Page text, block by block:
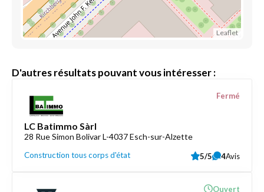
Leaflet
D'autres résultats pouvant vous intéresser :
LC Batimmo Sàrl
28 Rue Simon Bolivar L-4037 Esch-sur-Alzette
Construction tous corps d'état
Fermé
5/5 4Avis
Ouvert